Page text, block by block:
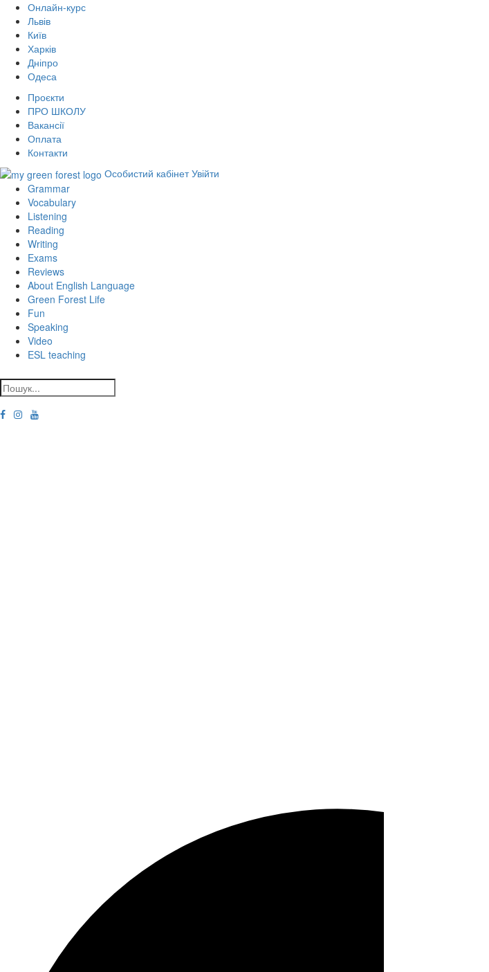
Онлайн-курс
Львів
Київ
Харків
Дніпро
Одеса
Проєкти
ПРО ШКОЛУ
Вакансії
Оплата
Контакти
Особистий кабінет Увійти
Grammar
Vocabulary
Listening
Reading
Writing
Exams
Reviews
About English Language
Green Forest Life
Fun
Speaking
Video
ESL teaching